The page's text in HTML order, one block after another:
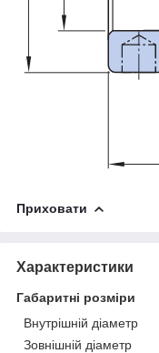
Приховати
Характеристики
Габаритні розміри
Внутрішній діаметр
Зовнішній діаметр